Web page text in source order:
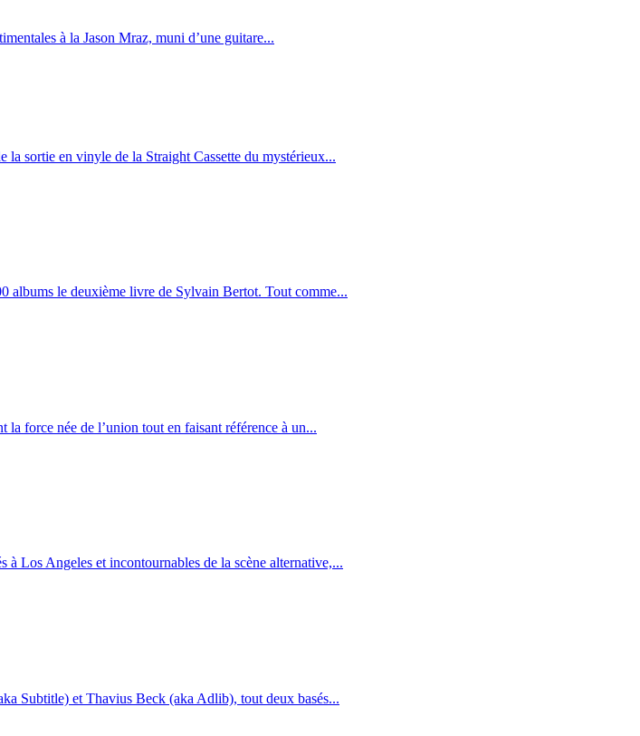
à la Jason Mraz, muni d’une guitare...
la sortie en vinyle de la Straight Cassette du mystérieux...
albums le deuxième livre de Sylvain Bertot. Tout comme...
force née de l’union tout en faisant référence à un...
Los Angeles et incontournables de la scène alternative,...
Subtitle) et Thavius Beck (aka Adlib), tout deux basés...